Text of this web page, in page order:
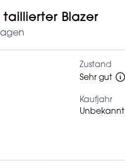
taillierter Blazer
Zustand
Sehr gut
Kaufjahr
Unbekannt